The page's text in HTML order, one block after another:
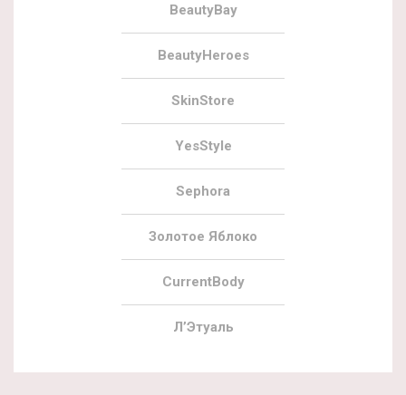
BeautyBay
BeautyHeroes
SkinStore
YesStyle
Sephora
Золотое Яблоко
CurrentBody
Л’Этуаль